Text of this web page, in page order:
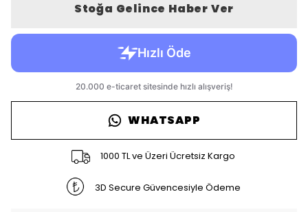
Stoğa Gelince Haber Ver
WHATSAPP
1000 TL ve Üzeri Ücretsiz Kargo
3D Secure Güvencesiyle Ödeme